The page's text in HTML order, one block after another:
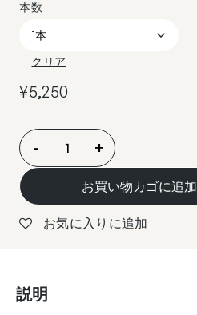
クリア
¥5,250
ダ
ビ
ド
フ
ニ
ア
- +
お買い物カゴに追加
お気に入りに追加
説明